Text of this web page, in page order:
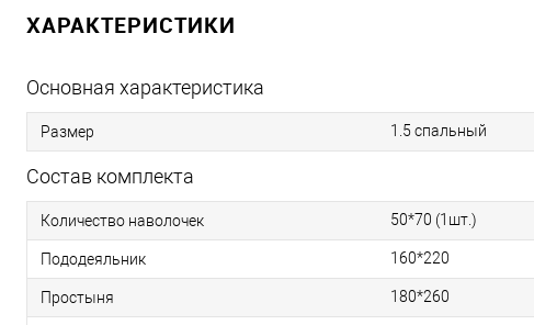
ХАРАКТЕРИСТИКИ
Основная характеристика
Размер 1.5 спальный
Состав комплекта
Количество наволочек 50*70 (1шт.)
Пододеяльник 160*220
Простыня 180*260